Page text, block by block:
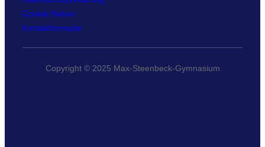
Cookie Notice
Kontaktformular
Copyright © 2025 Max-Steenbeck-Gymnasium